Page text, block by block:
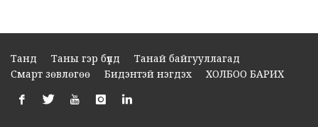
Танд Таны гэр бүлд
Танай байгууллагад
Смарт зөвлөгөө
Бидэнтэй нэгдэх ХОЛБОО БАРИХ